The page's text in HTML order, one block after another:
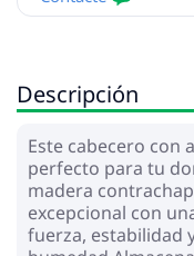
Descripción
Este cabecero con
perfecto para tu
madera
excepcional con
fuerza, estabilidad